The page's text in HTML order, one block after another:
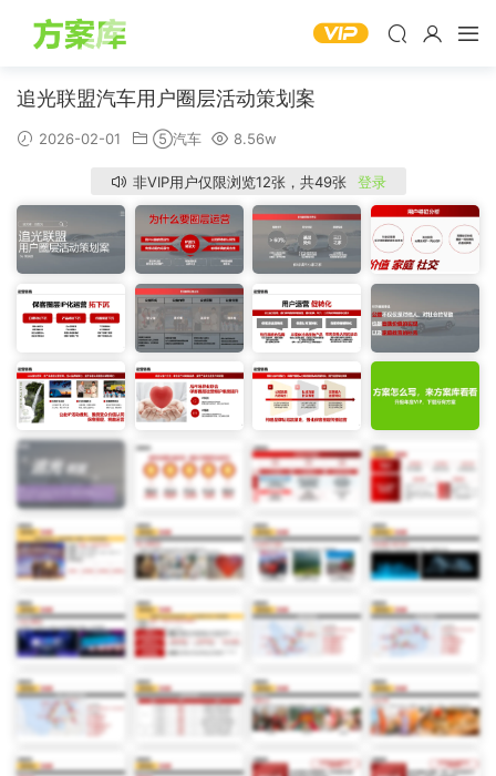
追光联盟汽车用户圈层活动策划案
2026-02-01 ⑤汽车 8.56w
非VIP用户仅限浏览12张，共49张 登录